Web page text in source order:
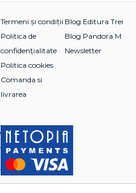
Termeni și condiții
Politica de
confidențialitate
Politica cookies
Comanda si
livrarea
Blog Editura Trei
Blog Pandora M
Newsletter